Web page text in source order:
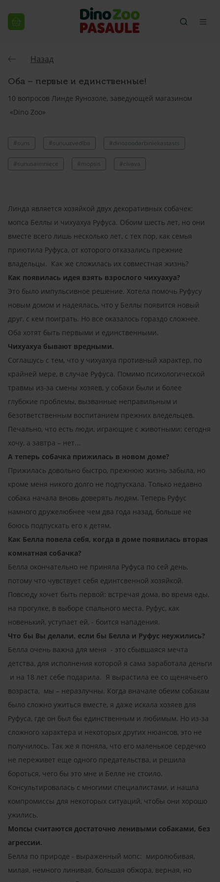
Назад
Оба – первые и единственные!
10 вопросов Линде Яунозоле, заведующей магазином
«Dino Zoo»
#suns #suņuuzvedība #dinozoodarbiniekastasts
#sunusaimniece #mopsis #civava
Линда является хозяйкой двух декоративных собачек:
мопса Беллы и чихуахуа Руфуса. Обоим шесть лет, но они
вместе всего лишь несколько лет, с тех пор, как семья
приютила Руфуса, от которого отказались прежние
владельцы. Как же сложилась их совместная жизнь?
Как появилась идея взять взрослого чихуахуа?
Это было импульсивное решение. Хотела помочь Руфусу
новым домом и надеялась, что у Беллы появится новый
друг, с кем поиграть. Но все оказалось гораздо сложнее.
Оба хотят быть первыми и единственными.
Чихуахуа бывают вредными.
Соглашусь с тем, что у чихуахуа противный характер, по
крайней мере, в случае Руфуса. Помимо психологической
травмы из-за смены хозяев, у собаки были и более
глубокие проблемы, вызванные неправильным и
безответственным воспитанием прежних вледельцев.
Печально, что есть люди, играющие с животными: сегодня
хочу, а завтра – нет...
А теперь собачка прижилась в новом доме?
Прижилась довольно быстро, прежнюю жизнь забыла, но
кроме меня никого долго не подпускала. Только недавно
собака начала вновь доверять людям. Теперь Руфус
намного дружелюбнее чем два года назад, больше не
боюсь подпускать его к детям.
Как Белла повела себя, когда в доме появилась вторая
комнатная собачка?
Белла окончательно не приняла Руфуса по сей день,
потому что чувствует себя единтсвенной хозяйкой.
Повсюду хочет быть первой: встречая дома, во время еды,
на прогулке, в выборе спального места. Руфус, как
новенький, уступает ей, - боится нападения.
Что бы Вы делали, если бы Белла и Руфус неужились?
Белла очень важна для меня - это сбывшаяся мечта
детства, для исполнения которой я сама заработала деньги
и на 18 лет себе подарила. Я вырастила ее со щенячьего
возраста, мы – неразлучны. Когда вначале обеим собакам
было сложно ужиться вместе, я даже искала хозяев для
Руфуса, где он был бы единственным и любимым. Но из-за
сложного характера и некоторых других нюансов, это не
получилось. Так же я поняла, что его маленькое сердечко
не переживет еще одного предательства, и решила
бороться, чего бы это мне и Белле не стоило.
Консультировалась с многими специалистами, и нашла
компромиссы для некоторых ситуаций, чтобы они хорошо
ужились.
Мопсы считаются достаточно ленивыми собаками, без
агрессии.
Белла по природе - выраженный мопс: миролюбивая,
милая, немного линивая, большая обжора, верная, но